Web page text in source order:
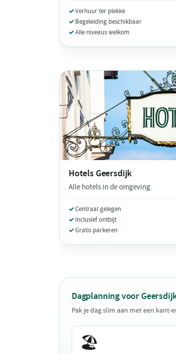
Verhuur ter plekke
Begeleiding beschikbaar
Alle niveaus welkom
HotelsGeersdijk
Alle hotels in de omgeving.
Centraal gelegen
Inclusief ontbijt
Gratis parkeren
Dagplanning voor
Pak je dag slim aan met een kant-
🏖️